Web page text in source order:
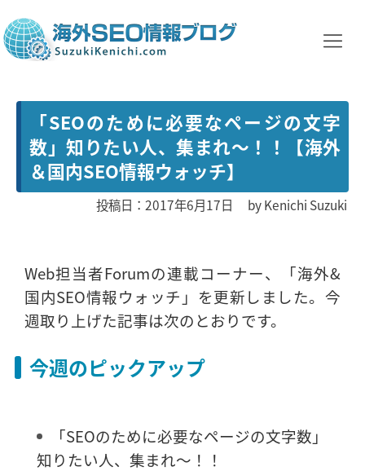
「SEOのために必要なページの文字
数」知りたい人、集まれ～！！【海外
＆国内SEO情報ウォッチ】
投稿日：2017年6月17日 byKenichi Suzuki
Web担当者Forumの連載コーナー、「海外&
国内SEO情報ウォッチ」を更新しました。今
週取り上げた記事は次のとおりです。
今週のピックアップ
「SEOのために必要なページの文字数」
知りたい人、集まれ～！！